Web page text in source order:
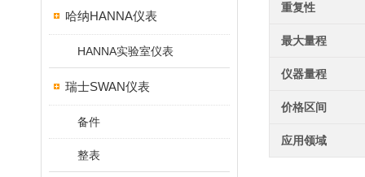
哈纳HANNA仪表
HANNA实验室仪表
瑞士SWAN仪表
备件
整表
重复性
最大量程
仪器量程
价格区间
应用领域